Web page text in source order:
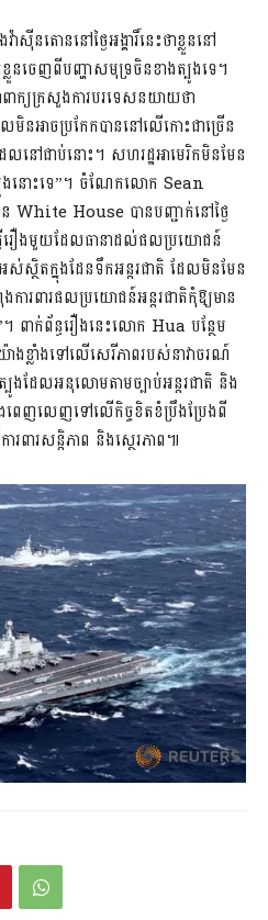
ស៊ីនតោននៅថ្ងៃអង្គារិ៍នេះថាខ្លួននៅ
លួនចេញពីបញ្ហាសមុទ្រចិនខាងត្បូងទេ។
យក្រសួងការបរទេសនយាយថា
នអាចប្រកែកបាននៅលើកោះជាច្រើន
នៅជាប់នោះ។ សហរដ្ឋអាមេរិកមិនមែន
បូងនោះទេ”។ ចំណែកលោក Sean
White House បានបញ្ជាក់នៅថ្ងៃ
វើរឿងមួយដែលធានាដល់ផលប្រយោជន៍
ស្ថិតក្នុងដែនទឹកអន្តរជាតិ ដែលមិនមែន
រពារផលប្រយោជន៍អន្តរជាតិកុំឱ្យមាន
ាក់ព័ន្ធរឿងនេះលោក Hua បន្ថែម
ខ្លាំងទៅលើសេរីភាពរបស់នាវាចរណ៍
ងដែលអនុលោមតាមច្បាប់អន្តរជាតិ និង
ពេញលេញទៅលើកិច្ចខិតខំប្រឹងប្រែងពី
រពារសន្តិភាព និងស្ថេរភាព៕